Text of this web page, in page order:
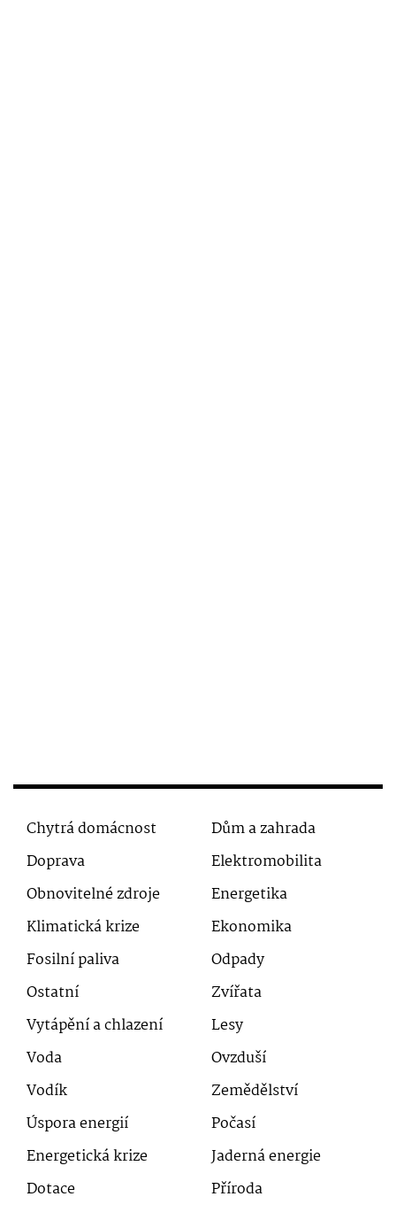
Chytrá domácnost
Dům a zahrada
Doprava
Elektromobilita
Obnovitelné zdroje
Energetika
Klimatická krize
Ekonomika
Fosilní paliva
Odpady
Ostatní
Zvířata
Vytápění a chlazení
Lesy
Voda
Ovzduší
Vodík
Zemědělství
Úspora energií
Počasí
Energetická krize
Jaderná energie
Dotace
Příroda